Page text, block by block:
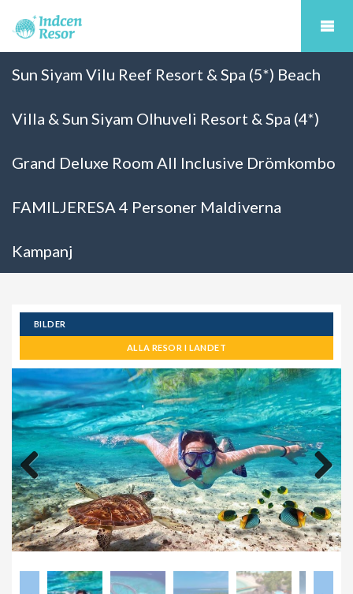
Sun Siyam Vilu Reef Resort & Spa (5*) Beach
Villa & Sun Siyam Olhuveli Resort & Spa (4*)
Grand Deluxe Room All Inclusive Drömkombo
FAMILJERESA 4 Personer Maldiverna
Kampanj
BILDER
ALLA RESOR I LANDET
Previous Next